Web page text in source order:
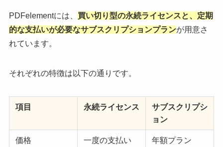
PDFelementには、 買い切り型の永続ライセンスと、定期
的な支払いが必要なサブスクリプションプランが用意さ
れています。
それぞれの特徴は以下の通りです。
項目 永続ライセンス
サブスクリプシ
ョン
価格 一度の支払い 年額プラン